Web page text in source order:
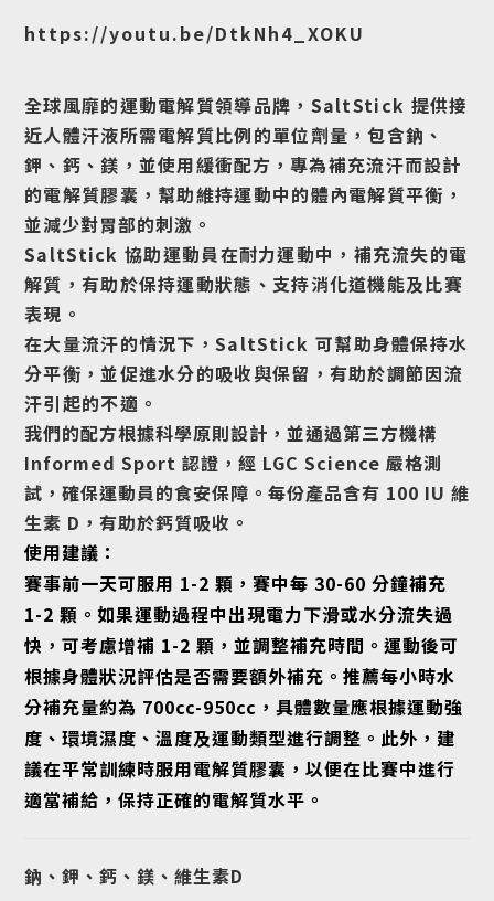
https://youtu.be/DtkNh4_XOKU
全球風靡的運動電解質領導品牌 ， SaltStick 提供接
近人體汗液所需電解質比例的單位劑量，包含鈉、
鉀、鈣、鎂，並使用緩衝配方 ，專為補充流汗而設計
的電解質膠囊，幫助維持運動中的體內電解質平衡，
並減少對胃部的刺激 。
SaltStick 協助運動員在耐力運動中，補充流失的電
解質，有助於保持運動狀態、支持消化道機能及比賽
表現。
在大量流汗的情況下，SaltStick 可幫助身體保持水
分平衡，並促進水分的吸收與保留，有助於調節因流
汗引起的不適。
我們的配方根據科學原則設計，並通過第三方機構
Informed Sport 認證，經 LGC Science 嚴格測
試，確保運動員的食安保障。每份產品含有 100 IU 維
生素 D，有助於鈣質吸收。
使用建議：
賽事前一天可服用 1-2 顆，賽中每 30-60 分鐘補充
1-2 顆。如果運動過程中出現電力下滑或水分流失過
快，可考慮增補 1-2 顆，並調整補充時間。運動後可
根據身體狀況評估是否需要額外補充。推薦每小時水
分補充量約為 700cc-950cc，具體數量應根據運動強
度、環境濕度、溫度及運動類型進行調整。此外，建
議在平常訓練時服用電解質膠囊，以便在比賽中進行
適當補給，保持正確的電解質水平。
鈉、鉀、鈣、鎂、維生素D